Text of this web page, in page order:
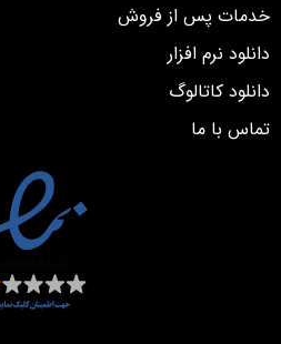
خدمات پس از فروش
دانلود نرم افزار
دانلود کاتالوگ
تماس با ما